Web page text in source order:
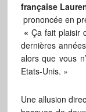
française
prononcée en
« Ça fait plaisir
dernières
alors que vous
Etats-Unis. »
Une allusion